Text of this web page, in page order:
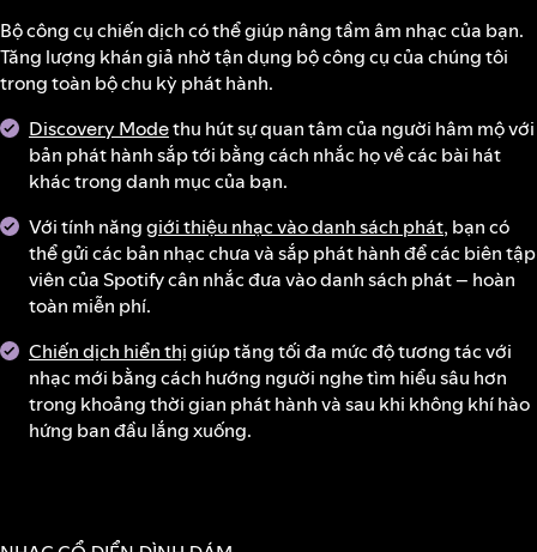
Bộ công cụ chiến dịch có thể giúp nâng tầm âm nhạc của bạn.
Tăng lượng khán giả nhờ tận dụng bộ công cụ của chúng tôi
trong toàn bộ chu kỳ phát hành.
Discovery Modethu hút sự quan tâm của người hâm mộ với
bản phát hành sắp tới bằng cách nhắc họ về các bài hát
khác trong danh mục của bạn.
Với tính nănggiới thiệu nhạc vào danh sách phát, bạn có
thể gửi các bản nhạc chưa và sắp phát hành để các biên tập
viên của Spotify cân nhắc đưa vào danh sách phát – hoàn
toàn miễn phí.
Chiến dịch hiển thịgiúp tăng tối đa mức độ tương tác với
nhạc mới bằng cách hướng người nghe tìm hiểu sâu hơn
trong khoảng thời gian phát hành và sau khi không khí hào
hứng ban đầu lắng xuống.